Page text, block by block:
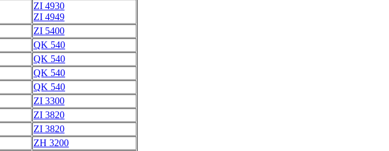
ZI 4930
ZI 4949
ZI 5400
QK 540
QK 540
QK 540
QK 540
ZI 3300
ZI 3820
ZI 3820
ZH 3200